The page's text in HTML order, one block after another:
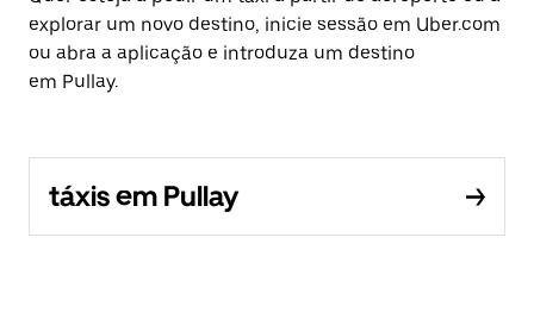
explorar um novo destino, inicie sessão em Uber.com
ou abra a aplicação e introduza um destino
em Pullay.
táxis em Pullay